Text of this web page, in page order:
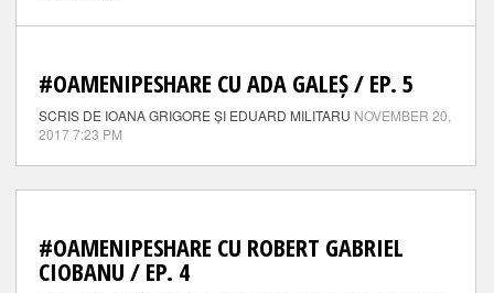
#OAMENIPESHARE CU ADA GALEȘ / EP. 5
SCRIS DE IOANA GRIGORE ȘI EDUARD MILITARU NOVEMBER 20,
2017 7:23 PM
#OAMENIPESHARE CU ROBERT GABRIEL
CIOBANU / EP. 4